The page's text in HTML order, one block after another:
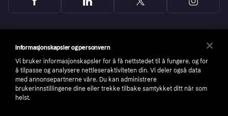
Informasjonskapsler og personvern
Vi bruker informasjonskapsler for å få nettstedet til å fungere, og for
å tilpasse og analysere nettleseraktiviteten din. Vi deler også data
med annonsepartnerne våre. Du kan administrere
brukerinnstillingene dine eller trekke tilbake samtykket ditt når som
helst.